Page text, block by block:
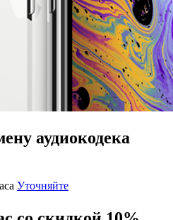
аудиокодека
Уточняйте